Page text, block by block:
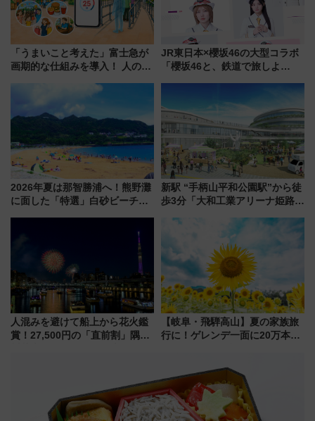
「うまいこと考えた」富士急が
画期的な仕組みを導入！ 人のか
JR東日本×櫻坂46の大型コラボ
「櫻坂46と、鉄道で旅しよ
2026年夏は那智勝浦へ！熊野灘
に面した「特選」白砂ビーチは
新駅 “手柄山平和公園駅”から徒
歩3分「大和工業アリーナ姫路」
大相撲巡業など 豪華イベントと
人混みを避けて船上から花火鑑
賞！27,500円の「直前割」隅田
【岐阜・飛騨高山】夏の家族旅
行に！ゲレンデ一面に20万本の